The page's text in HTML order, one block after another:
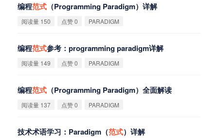
编程范式 （Programming Paradigm）详解
阅读量 150 点赞 0 PARADIGM
编程范式参考：programming paradigm详解
阅读量 149 点赞 0 PARADIGM
编程范式 （Programming Paradigm）全面解读
阅读量 137 点赞 0 PARADIGM
技术术语学习：Paradigm（范式）详解